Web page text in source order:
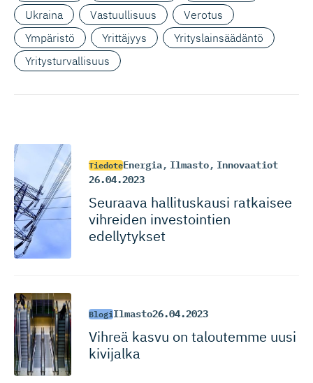
Ukraina
Vastuullisuus
Verotus
Ympäristö
Yrittäjyys
Yrityslainsäädäntö
Yritysturvallisuus
TiedoteEnergia, Ilmasto, Innovaatiot
26.04.2023
Seuraava hallituskausi ratkaisee
vihreiden investointien
edellytykset
BlogiIlmasto26.04.2023
Vihreä kasvu on taloutemme uusi
kivijalka